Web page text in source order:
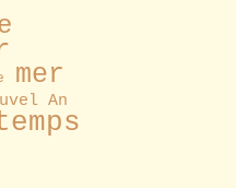
mer
An